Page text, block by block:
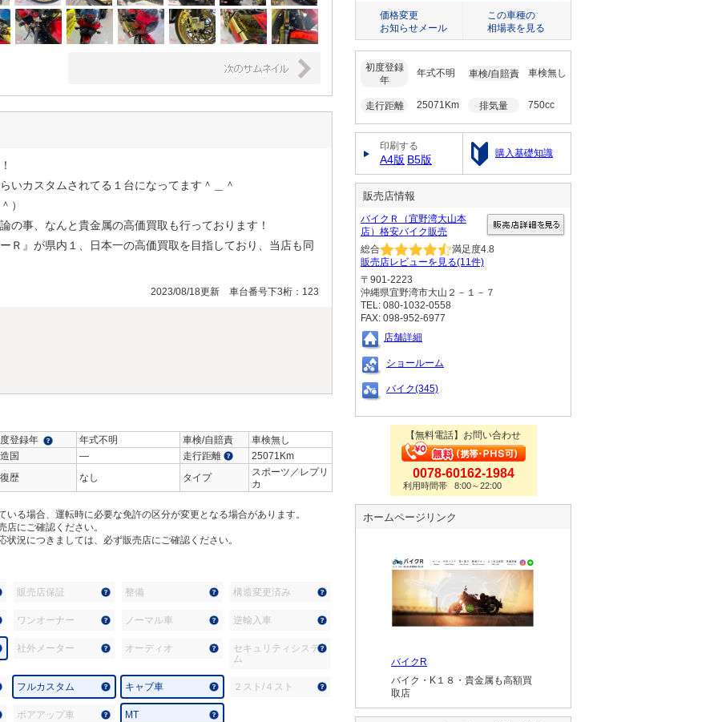
いカスタムされてる１台になってます＾＿＾
）
の事、なんと貴金属の高価買取も行っております！
Ｒ』が県内１、日本一の高価買取を目指しており、当店も同
2023/08/18更新 車台番号下3桁：123
登録年 年式不明 車検/自賠責
車検無し
国
― 走行距離
25071Km
歴
なし タイプ
スポーツ／レプリ
カ
る場合、運転時に必要な免許の区分が変更となる場合があります。
にご確認ください。
況につきましては、必ず販売店にご確認ください。
販売店保証 整備 構造変更済み
ワンオーナー ノーマル車 逆輸入車
社外メーター オーディオ
セキュリティシステ
ム
フルカスタム キャブ車 ２スト/４スト
ボアアップ車 MT
価格変更
お知らせメール
この車種の
相場表を見る
初度登録
年
年式不明 車検/自賠責 車検無し
走行距離 25071Km 排気量 750cc
印刷する
A4版 B5版 購入基礎知識
販売店情報
バイクＲ（宜野湾大山本
店）格安バイク販売
総合
満足度4.8
販売店レビューを見る(11件)
〒901-2223
沖縄県宜野湾市大山２－１－７
TEL: 080-1032-0558
FAX: 098-952-6977
店舗詳細
ショールーム
バイク(345)
【無料電話】お問い合わせ
0078-60162-1984
利用時間帯 8:00～22:00
ホームページリンク
バイクR
バイク・K１８・貴金属も高額買
取店